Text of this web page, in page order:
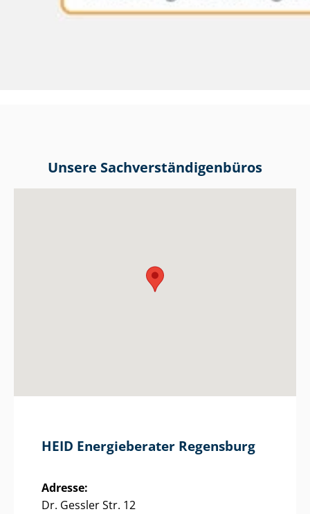
Unsere Sach­ver­stän­di­gen­bü­ros
HEID Energieberater Regensburg
Adresse:
Dr. Gessler Str. 12